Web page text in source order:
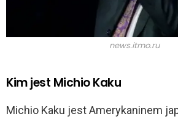
news.itmo.ru
Kim jest Michio Kaku
Michio Kaku jest Amerykaninem